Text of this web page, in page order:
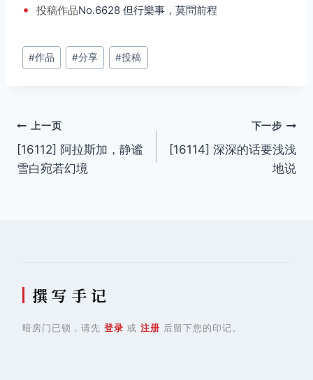
• 投稿作品No.6628 但行樂事，莫問前程
文
章
#作品 #分享 #投稿
文
章
上一页
[16112] 阿拉斯加，静谧
雪白宛若幻境
下一步
[16114] 深深的话要浅浅
地说
撰 写 手 记
暗房门已锁，请先 登录 或 注册 后留下您的印记。